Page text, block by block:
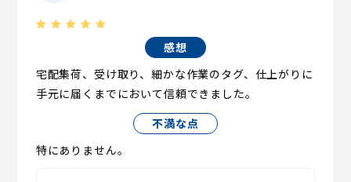
感想
宅配集荷、受け取り、細かな作業のタグ、仕上がりに
手元に届くまでにおいて信頼できました。
不満な点
特にありません。